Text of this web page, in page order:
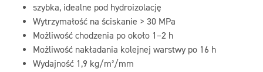
szybka, idealne pod hydroizolację
Wytrzymałość na ściskanie > 30 MPa
Możliwość chodzenia po około 1–2 h
Możliwość nakładania kolejnej warstwy po 16 h
Wydajność 1,9 kg/m²/mm